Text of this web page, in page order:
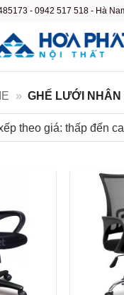
- 0942 517 518 - Hà
» GHẾ LƯỚI NHÂN